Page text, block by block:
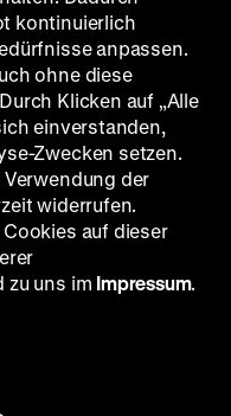
Boden.
im
in diesem
Dokumente und
zu
der durch
Umland
war von 1941
bis Kriegsende
gegen die
Außer
das Nichtbefolgen
von Nachrichten
zu nennen.
kontinuierlich
anpassen.
ohne diese
Klicken auf „Alle
einverstanden,
Zwecken setzen.
der
widerrufen.
auf dieser
zu uns im Impressum.